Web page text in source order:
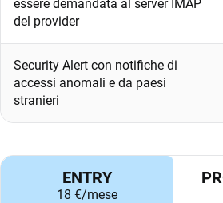
essere demandata al server IMAP
del provider
Security Alert con notifiche di
accessi anomali e da paesi
stranieri
ENTRY
18 €/mese